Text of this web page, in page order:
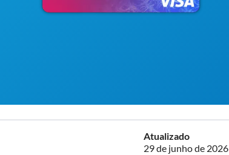
Atualizado
29 de junho de 2026